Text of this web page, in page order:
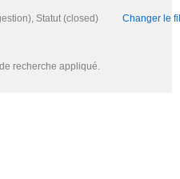
Statut (closed) Changer le
recherche appliqué.